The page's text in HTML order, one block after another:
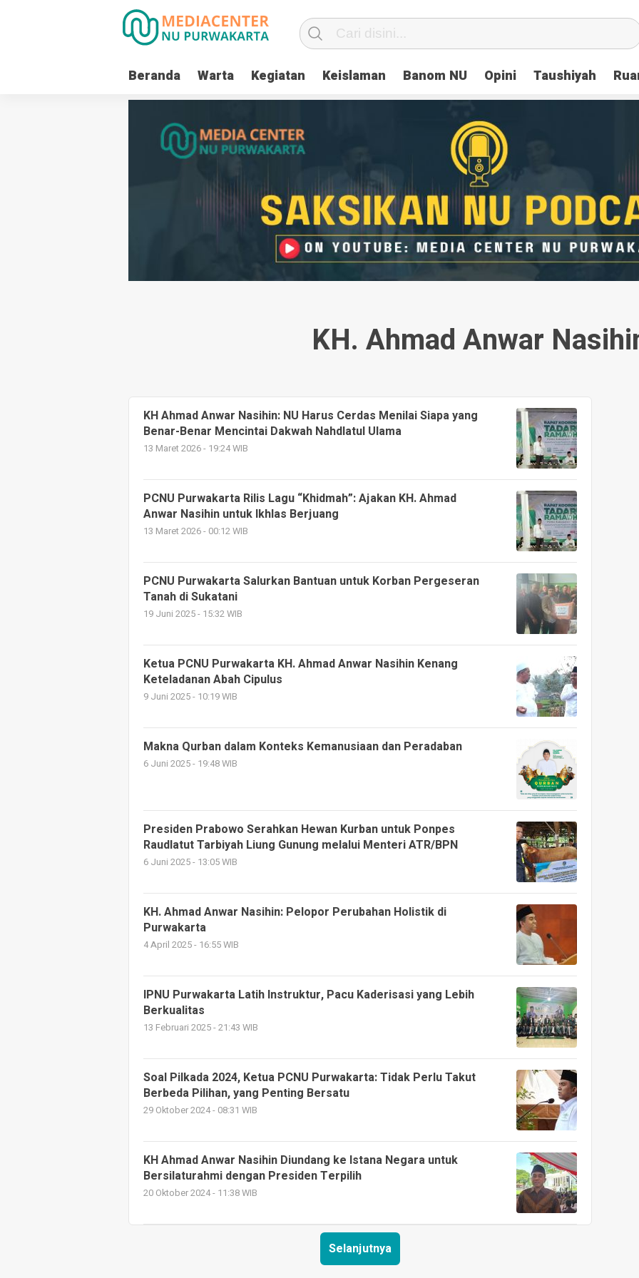
Beranda Warta Kegiatan Keislaman Banom NU Opini Taushiyah
KH. Ahmad Anwar
KH Ahmad Anwar Nasihin: NU Harus Cerdas Menilai Siapa yang
Benar-Benar Mencintai Dakwah Nahdlatul Ulama
13 Maret 2026 - 19:24 WIB
PCNU Purwakarta Rilis Lagu “Khidmah”: Ajakan KH. Ahmad
Anwar Nasihin untuk Ikhlas Berjuang
13 Maret 2026 - 00:12 WIB
PCNU Purwakarta Salurkan Bantuan untuk Korban Pergeseran
Tanah di Sukatani
19 Juni 2025 - 15:32 WIB
Ketua PCNU Purwakarta KH. Ahmad Anwar Nasihin Kenang
Keteladanan Abah Cipulus
9 Juni 2025 - 10:19 WIB
Makna Qurban dalam Konteks Kemanusiaan dan Peradaban
6 Juni 2025 - 19:48 WIB
Presiden Prabowo Serahkan Hewan Kurban untuk Ponpes
Raudlatut Tarbiyah Liung Gunung melalui Menteri ATR/BPN
6 Juni 2025 - 13:05 WIB
KH. Ahmad Anwar Nasihin: Pelopor Perubahan Holistik di
Purwakarta
4 April 2025 - 16:55 WIB
IPNU Purwakarta Latih Instruktur, Pacu Kaderisasi yang Lebih
Berkualitas
13 Februari 2025 - 21:43 WIB
Soal Pilkada 2024, Ketua PCNU Purwakarta: Tidak Perlu Takut
Berbeda Pilihan, yang Penting Bersatu
29 Oktober 2024 - 08:31 WIB
KH Ahmad Anwar Nasihin Diundang ke Istana Negara untuk
Bersilaturahmi dengan Presiden Terpilih
20 Oktober 2024 - 11:38 WIB
Selanjutnya